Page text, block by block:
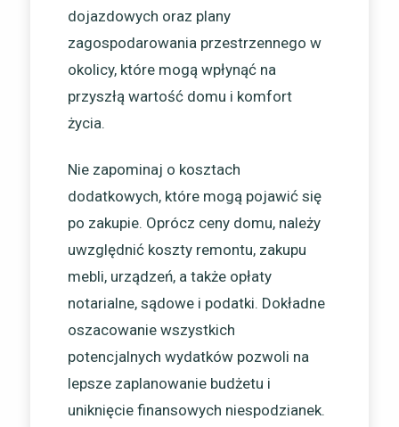
dojazdowych oraz plany
zagospodarowania przestrzennego w
okolicy, które mogą wpłynąć na
przyszłą wartość domu i komfort
życia.
Nie zapominaj o kosztach
dodatkowych, które mogą pojawić się
po zakupie. Oprócz ceny domu, należy
uwzględnić koszty remontu, zakupu
mebli, urządzeń, a także opłaty
notarialne, sądowe i podatki. Dokładne
oszacowanie wszystkich
potencjalnych wydatków pozwoli na
lepsze zaplanowanie budżetu i
uniknięcie finansowych niespodzianek.